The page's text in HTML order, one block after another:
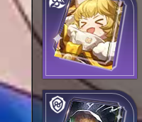
Танцуй! Танцуй!
Танцуй!